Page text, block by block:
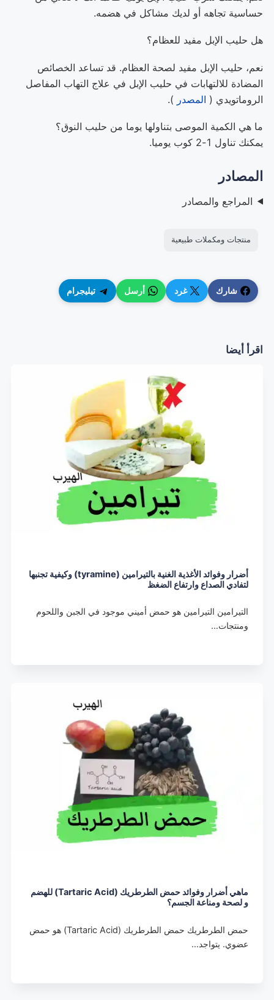
حساسية تجاهه أو لديك مشاكل في هضمه.
هل حليب الإبل مفيد للعظام؟
نعم، حليب الإبل مفيد لصحة العظام. قد تساعد الخصائص
المضادة للالتهابات في حليب الإبل في علاج التهاب المفاصل
الروماتويدي ( المصدر ).
ما هي الكمية الموصى بتناولها يوما من حليب النوق؟
يمكنك تناول 1-2 كوب يوميا.
المصادر
المراجع والمصادر
منتجات ومكملات طبيعية
شارك غرد أرسل تيليجرام
اقرأ أيضا
أضرار وفوائد الأغذية الغنية بالتيرامين (tyramine) وكيفية تجنبها
لتفادي الصداع وارتفاع الضغظ
التيرامين التيرامين هو حمض أميني موجود في الجبن واللحوم
ومنتجات…
ماهي أضرار وفوائد حمض الطرطريك (Tartaric Acid) للهضم
و لصحة ومناعة الجسم؟
حمض الطرطريك حمض الطرطريك (Tartaric Acid) هو حمض
عضوي. يتواجد…